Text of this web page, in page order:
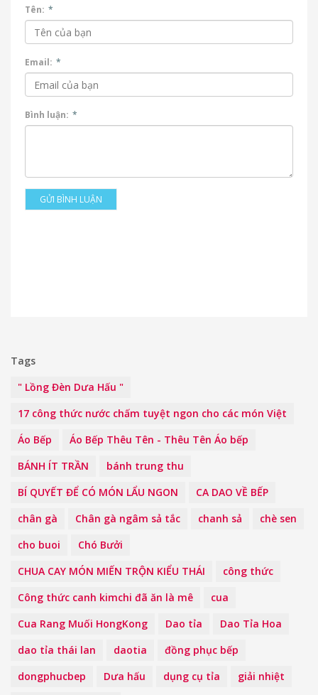
Tên: *
Email: *
Bình luận: *
GỬI BÌNH LUẬN
Tags
" Lồng Đèn Dưa Hấu "
17 công thức nước chấm tuyệt ngon cho các món Việt
Áo Bếp
Áo Bếp Thêu Tên - Thêu Tên Áo bếp
BÁNH ÍT TRẦN
bánh trung thu
BÍ QUYẾT ĐỂ CÓ MÓN LẨU NGON
CA DAO VỀ BẾP
chân gà
Chân gà ngâm sả tắc chanh sả
chè sen
cho buoi
Chó Bưởi
CHUA CAY MÓN MIẾN TRỘN KIỂU THÁI
công thức
Công thức canh kimchi đã ăn là mê
cua
Cua Rang Muối HongKong
Dao tỉa
Dao Tỉa Hoa
dao tỉa thái lan
daotia
đồng phục bếp
dongphucbep
Dưa hấu dụng cụ tỉa
giải nhiệt